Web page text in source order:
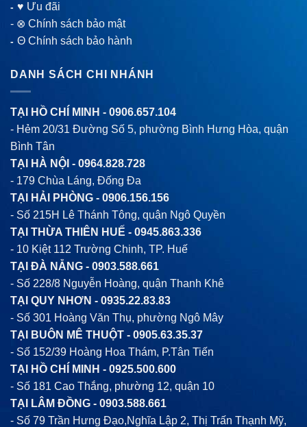
-♥ Ưu đãi
- ⊗ Chính sách bảo mật
-Θ Chính sách bảo hành
DANH SÁCH CHI NHÁNH
TẠI HỒ CHÍ MINH - 0906.657.104
- Hẻm 20/31 Đường Số 5, phường Bình Hưng Hòa, quận
Bình Tân
TẠI HÀ NỘI - 0964.828.728
- 179 Chùa Láng, Đống Đa
TẠI HẢI PHÒNG - 0906.156.156
- Số 215H Lê Thánh Tông, quận Ngô Quyền
TẠI THỪA THIÊN HUẾ - 0945.863.336
- 10 Kiệt 112 Trường Chinh, TP. Huế
TẠI ĐÀ NẴNG - 0903.588.661
- Số 228/8 Nguyễn Hoàng, quận Thanh Khê
TẠI QUY NHƠN - 0935.22.83.83
- Số 301 Hoàng Văn Thụ, phường Ngô Mây
TẠI BUÔN MÊ THUỘT - 0905.63.35.37
- Số 152/39 Hoàng Hoa Thám, P.Tân Tiến
TẠI HỒ CHÍ MINH - 0925.500.600
- Số 181 Cao Thắng, phường 12, quận 10
TẠI LÂM ĐỒNG - 0903.588.661
- Số 79 Trần Hưng Đạo,Nghĩa Lập 2, Thị Trấn Thạnh Mỹ,